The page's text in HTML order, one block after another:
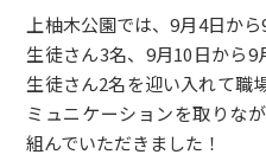
上柚木公園では、9月4日か
生徒さん3名、9月10日から
生徒さん2名を迎い入れて職
ミュニケーションを取りな
組んでいただきました！